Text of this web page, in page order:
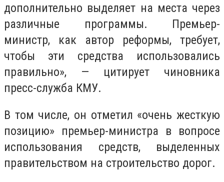
дополнительно выделяет на места через
различные программы. Премьер-
министр, как автор реформы, требует,
чтобы эти средства использовались
правильно», — цитирует чиновника
пресс-служба КМУ.
В том числе, он отметил «очень жесткую
позицию» премьер-министра в вопросе
использования средств, выделенных
правительством на строительство дорог.